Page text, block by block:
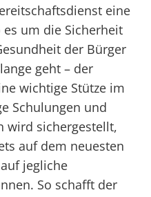
eine
um die Sicherheit
der Bürger
geht – der
wichtige Stütze im
Schulungen und
wird sichergestellt,
auf dem neuesten
jegliche
So schafft der